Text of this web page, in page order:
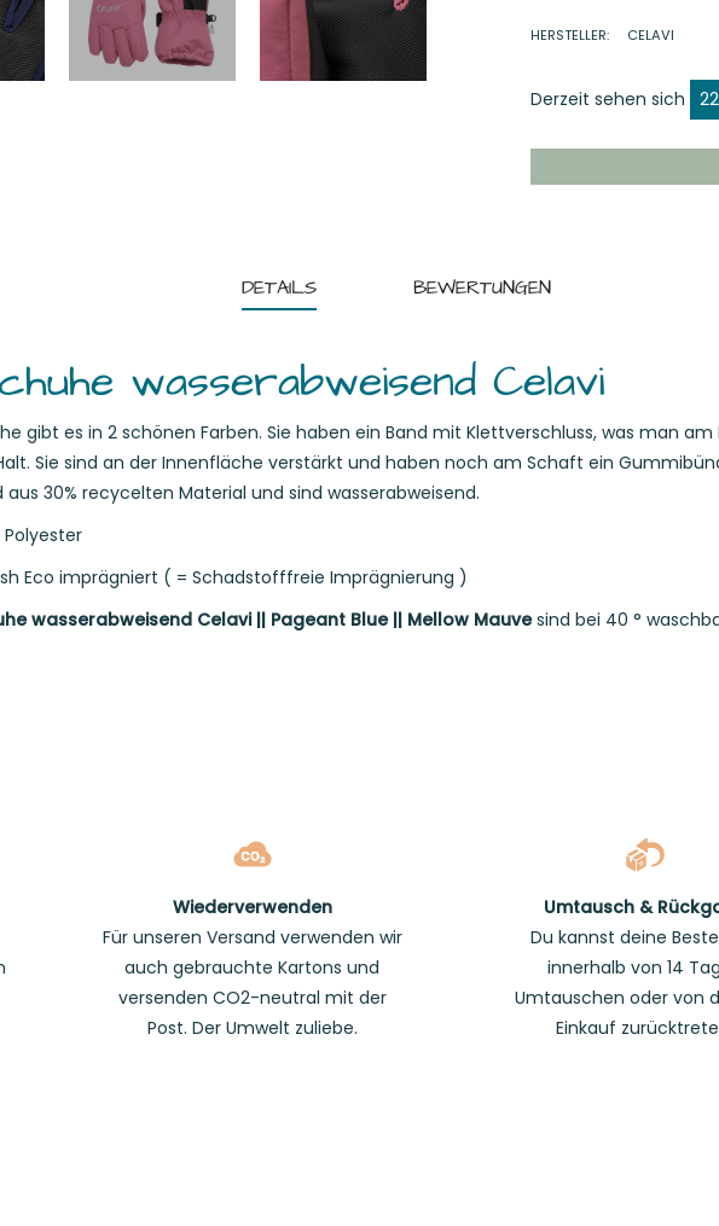
HERSTELLER: CELAVI
Derzeit sehen sich 22
DETAILS BEWERTUNGEN
wasserabweisend Celavi
gibt es in 2 schönen Farben. Sie haben ein Band mit Klettverschluss, was man
Sie sind an der Innenfläche verstärkt und haben noch am Schaft ein
aus 30% recycelten Material und sind wasserabweisend.
Polyester
Eco imprägniert ( = Schadstofffreie Imprägnierung )
wasserabweisend Celavi || Pageant Blue || Mellow Mauvesind bei 40 °
Wiederverwenden
Für unseren Versand verwenden wir
auch gebrauchte Kartons und
versenden CO2-neutral mit der
Post. Der Umwelt zuliebe.
Umtausch &
Du kannst deine
innerhalb von 14
Umtauschen oder von
Einkauf